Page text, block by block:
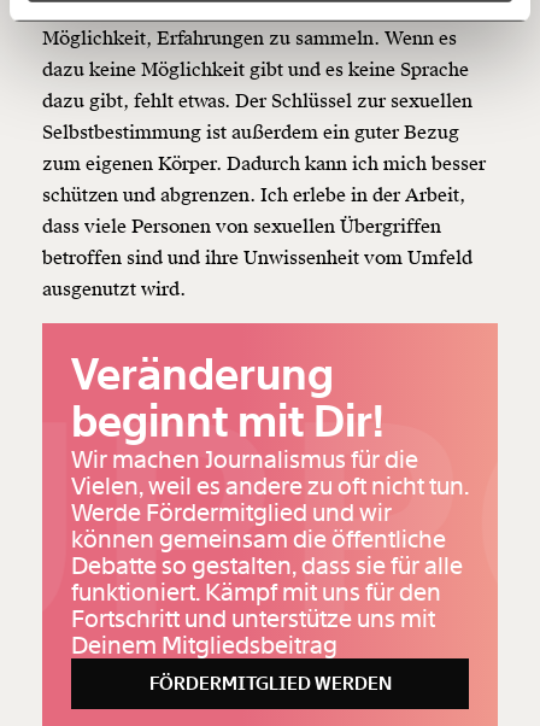
Ich möchte meine Spende verschenken.
Du erhältst eine E-Mail mit deiner
Geschenkurkunde im PDF-Format, welche Du
ausdrucken oder weiterleiten und verschenken
kannst.
passend sein? Dazu brauche ich natürlich auch die
Möglichkeit, Erfahrungen zu sammeln. Wenn es
dazu keine Möglichkeit gibt und es keine Sprache
dazu gibt, fehlt etwas. Der Schlüssel zur sexuellen
Selbstbestimmung ist außerdem ein guter Bezug
zum eigenen Körper. Dadurch kann ich mich besser
schützen und abgrenzen. Ich erlebe in der Arbeit,
dass viele Personen von sexuellen Übergriffen
betroffen sind und ihre Unwissenheit vom Umfeld
ausgenutzt wird.
Veränderung
beginnt mit Dir!
Wir machen Journalismus für die
Vielen, weil es andere zu oft nicht tun.
Werde Fördermitglied und wir
können gemeinsam die öffentliche
Debatte so gestalten, dass sie für alle
funktioniert. Kämpf mit uns für den
Fortschritt und unterstütze uns mit
Deinem Mitgliedsbeitrag
FÖRDERMITGLIED WERDEN